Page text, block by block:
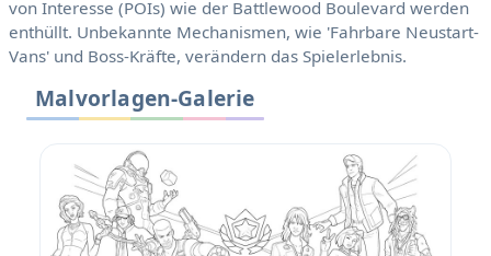
von Interesse (POIs) wie der Battlewood Boulevard werden
enthüllt. Unbekannte Mechanismen, wie 'Fahrbare Neustart-
Vans' und Boss-Kräfte, verändern das Spielerlebnis.
Malvorlagen-Galerie